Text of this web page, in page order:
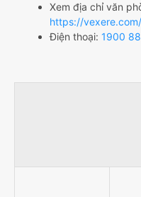
Xem địa chỉ văn
https://
Điện thoại: 1900